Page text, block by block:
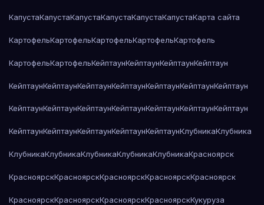
КапустаКапустаКапустаКапустаКапустаКапустаКарта сайта
КартофельКартофельКартофельКартофельКартофель
КартофельКартофельКейптаунКейптаунКейптаунКейптаун
КейптаунКейптаунКейптаунКейптаунКейптаунКейптаунКейптаун
КейптаунКейптаунКейптаунКейптаунКейптаунКейптаунКейптаун
КейптаунКейптаунКейптаунКейптаунКейптаунКлубникаКлубника
КлубникаКлубникаКлубникаКлубникаКлубникаКрасноярск
КрасноярскКрасноярскКрасноярскКрасноярскКрасноярск
КрасноярскКрасноярскКрасноярскКрасноярскКукуруза